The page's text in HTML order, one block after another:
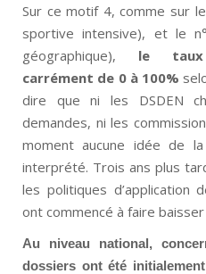
Sur ce motif 4, comme sur
sportive intensive), et le
géographique), le taux
carrément de 0 à 100%
dire que ni les DSDEN
demandes, ni les
moment aucune idée de
interprété. Trois ans plus
les politiques d’application
ont commencé à faire
Au niveau national,
dossiers ont été